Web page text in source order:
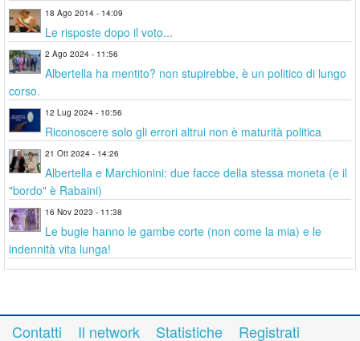
18 Ago 2014 - 14:09
Le risposte dopo il voto...
2 Ago 2024 - 11:56
Albertella ha mentito? non stupirebbe, è un politico di lungo
corso.
12 Lug 2024 - 10:56
Riconoscere solo gli errori altrui non è maturità politica
21 Ott 2024 - 14:26
Albertella e Marchionini: due facce della stessa moneta (e il
"bordo" è Rabaini)
16 Nov 2023 - 11:38
Le bugie hanno le gambe corte (non come la mia) e le
indennità vita lunga!
Contatti Il network Statistiche Registrati